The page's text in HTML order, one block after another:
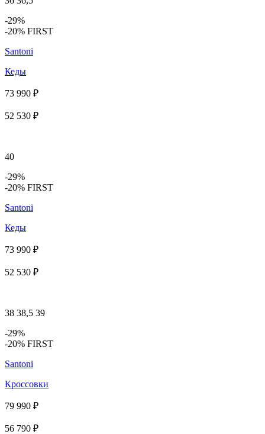
-29%
-20% FIRST
Santoni
Кеды
73 990 ₽
52 530 ₽
40
-29%
-20% FIRST
Santoni
Кеды
73 990 ₽
52 530 ₽
38 38,5 39
-29%
-20% FIRST
Santoni
Кроссовки
79 990 ₽
56 790 ₽